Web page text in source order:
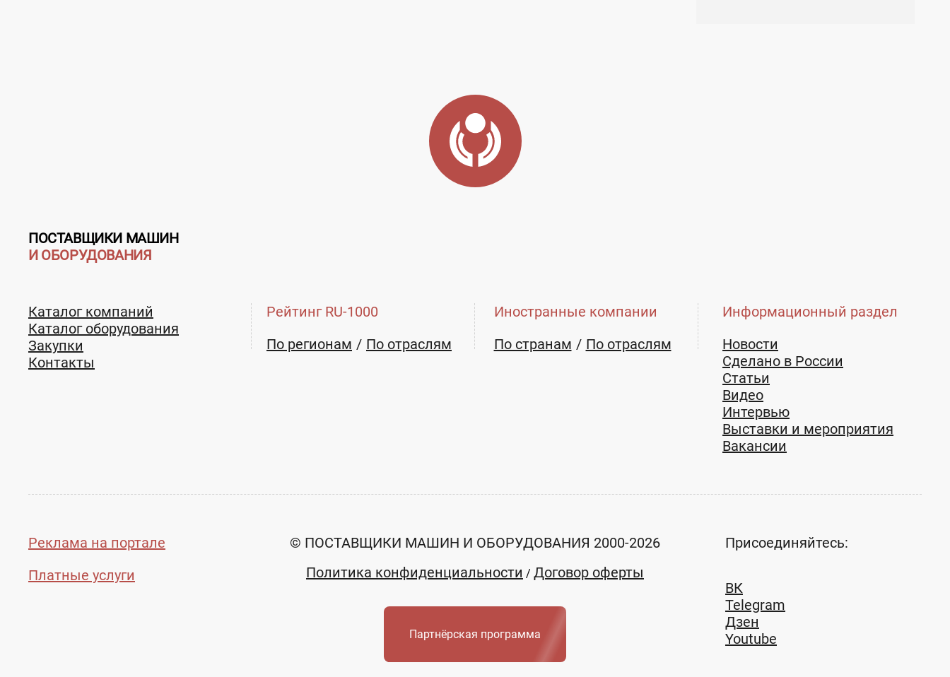
ПОСТАВЩИКИ МАШИН
И ОБОРУДОВАНИЯ
Каталог компаний
Каталог оборудования
Закупки
Контакты
Рейтинг RU-1000
По регионам
По отраслям
Иностранные компании
По странам
По отраслям
Информационный раздел
Новости
Сделано в России
Статьи
Видео
Интервью
Выставки и мероприятия
Вакансии
Реклама на портале
Платные услуги
© ПОСТАВЩИКИ МАШИН И ОБОРУДОВАНИЯ 2000-2026
Политика конфиденциальности / Договор оферты
Партнёрская программа
Присоединяйтесь:
ВК
Telegram
Дзен
Youtube